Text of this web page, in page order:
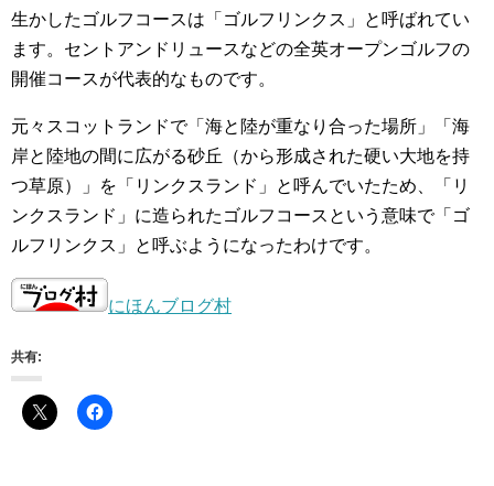
生かしたゴルフコースは「ゴルフリンクス」と呼ばれてい
ます。セントアンドリュースなどの全英オープンゴルフの
開催コースが代表的なものです。
元々スコットランドで「海と陸が重なり合った場所」「海
岸と陸地の間に広がる砂丘（から形成された硬い大地を持
つ草原）」を「リンクスランド」と呼んでいたため、「リ
ンクスランド」に造られたゴルフコースという意味で「ゴ
ルフリンクス」と呼ぶようになったわけです。
にほんブログ村
共有: